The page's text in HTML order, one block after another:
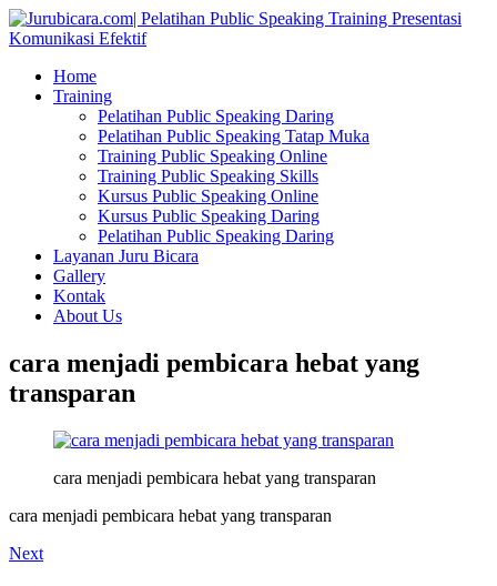
Home
Training
Pelatihan Public Speaking Daring
Pelatihan Public Speaking Tatap Muka
Training Public Speaking Online
Training Public Speaking Skills
Kursus Public Speaking Online
Kursus Public Speaking Daring
Pelatihan Public Speaking Daring
Layanan Juru Bicara
Gallery
Kontak
About Us
cara menjadi pembicara hebat yang
transparan
cara menjadi pembicara hebat yang transparan
cara menjadi pembicara hebat yang transparan
Next